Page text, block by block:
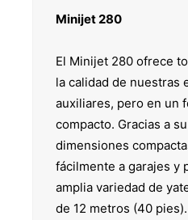
Minijet 280
El Minijet 280 ofrece
la calidad de nuestras
auxiliares, pero en un
compacto. Gracias a
dimensiones
fácilmente a garajes y
amplia variedad de
de 12 metros (40 pies).